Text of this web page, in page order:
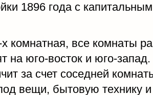
1896 года с
комнатная, все комнаты
на юго-восток и юго-
за счет соседней
вещи, бытовую технику